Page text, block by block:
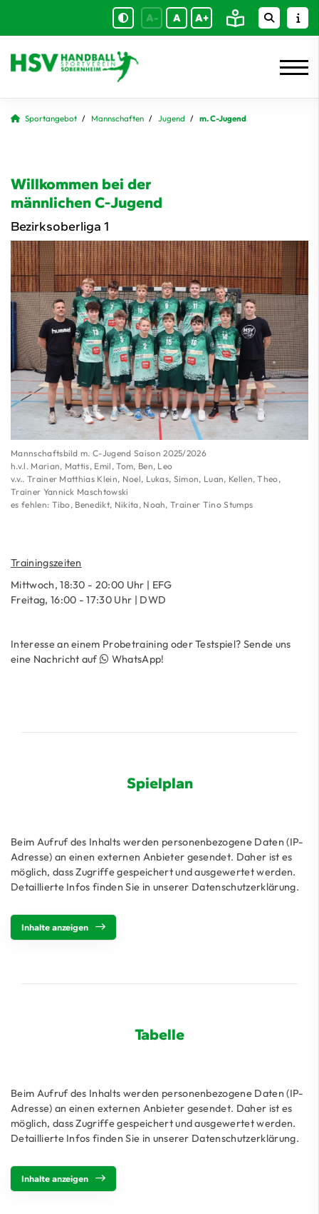
A- A A+
Sportangebot Mannschaften Jugend m. C-Jugend
Willkommen bei der
männlichen C-Jugend
Bezirksoberliga 1
Mannschaftsbild m. C-Jugend Saison 2025/2026
h.v.l. Marian, Mattis, Emil, Tom, Ben, Leo
v.v.. Trainer Matthias Klein, Noel, Lukas, Simon, Luan, Kellen, Theo,
Trainer Yannick Maschtowski
es fehlen: Tibo, Benedikt, Nikita, Noah, Trainer Tino Stumps
Trainingszeiten
Mittwoch, 18:30 - 20:00 Uhr | EFG
Freitag, 16:00 - 17:30 Uhr | DWD
Interesse an einem Probetraining oder Testspiel? Sende uns
eine Nachricht auf
WhatsApp!
Spielplan
Beim Aufruf des Inhalts werden personenbezogene Daten (IP-
Adresse) an einen externen Anbieter gesendet. Daher ist es
möglich, dass Zugriffe gespeichert und ausgewertet werden.
Detaillierte Infos finden Sie in unserer Datenschutzerklärung.
Inhalte anzeigen
Tabelle
Beim Aufruf des Inhalts werden personenbezogene Daten (IP-
Adresse) an einen externen Anbieter gesendet. Daher ist es
möglich, dass Zugriffe gespeichert und ausgewertet werden.
Detaillierte Infos finden Sie in unserer Datenschutzerklärung.
Inhalte anzeigen